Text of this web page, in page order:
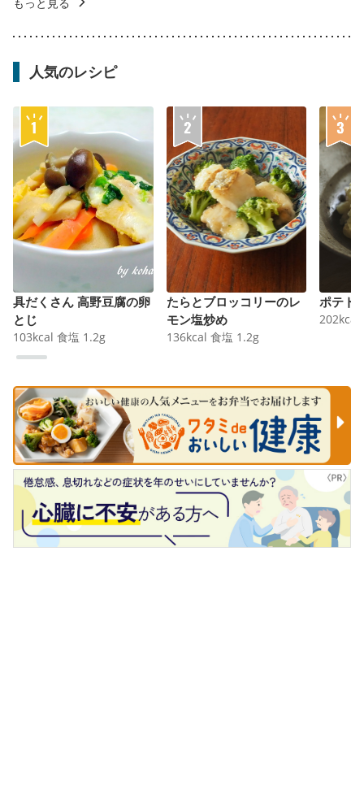
人気のレシピ
具だくさん 高野豆腐の卵
とじ
103kcal 食塩 1.2g
たらとブロッコリーのレ
モン塩炒め
136kcal 食塩 1.2g
ポテト
202kcal